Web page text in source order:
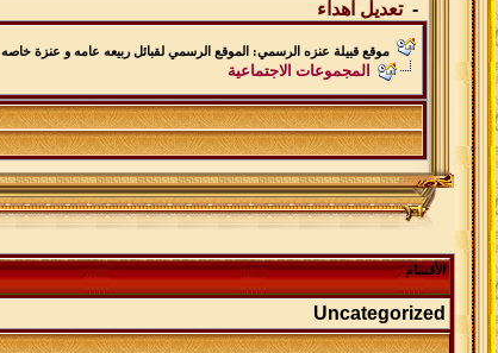
-تعديل اهداء
موقع قبيلة عنزه الرسمي: الموقع الرسمي لقبائل ربيعه عامه و عنزة خاصه
المجموعات الاجتماعية
الأقسام
Uncategorized